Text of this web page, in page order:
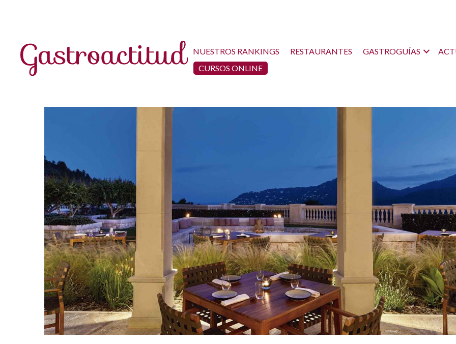
NUESTROS RANKINGS RESTAURANTES GASTROGUÍAS
CURSOS ONLINE